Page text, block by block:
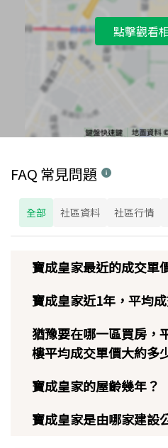
點擊觀看
FAQ 常見問題
全部 社區資料 社區行情
寶成皇家最近的成交單
寶成皇家近1年，平均
猶豫要在哪一區買房，
樓平均成交單價大約多
寶成皇家的屋齡幾年？
寶成皇家是由哪家建設